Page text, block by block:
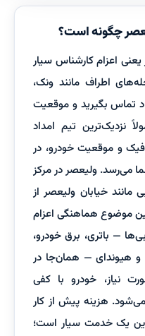
چگونه است؟
اعزام کارشناس سیار
اطراف مانند ونک،
تماس بگیرید و موقعیت
نزدیک‌ترین تیم امداد
و موقعیت خودرو، در
می‌رسد. ولیعصر در مرکز
مانند خیابان ولیعصر از
موضوع هماهنگی اعزام
— باتری، برق خودرو،
و هیوندای — همان‌جا در
نیاز، خودرو با کفی
هزینه پیش از کار
یک خدمت سیار است؛